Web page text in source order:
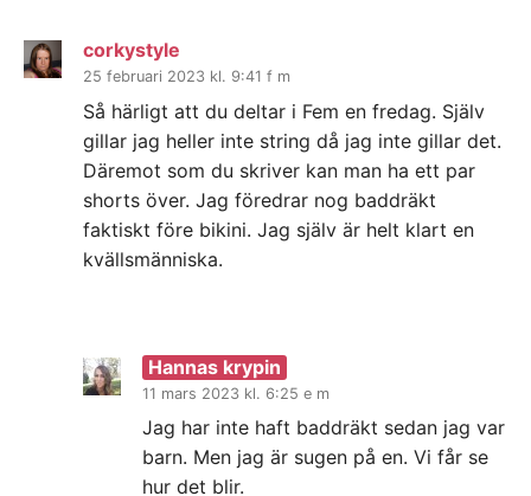
corkystyle
25 februari 2023 kl. 9:41 f m
Så härligt att du deltar i Fem en fredag. Själv
gillar jag heller inte string då jag inte gillar det.
Däremot som du skriver kan man ha ett par
shorts över. Jag föredrar nog baddräkt
faktiskt före bikini. Jag själv är helt klart en
kvällsmänniska.
Hannas krypin
11 mars 2023 kl. 6:25 e m
Jag har inte haft baddräkt sedan jag var
barn. Men jag är sugen på en. Vi får se
hur det blir.